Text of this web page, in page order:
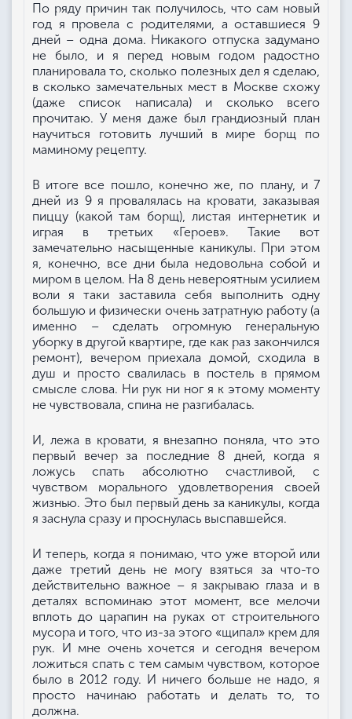
По ряду причин так получилось, что сам новый
год я провела с родителями, а оставшиеся 9
дней – одна дома. Никакого отпуска задумано
не было, и я перед новым годом радостно
планировала то, сколько полезных дел я сделаю,
в сколько замечательных мест в Москве схожу
(даже список написала) и сколько всего
прочитаю. У меня даже был грандиозный план
научиться готовить лучший в мире борщ по
маминому рецепту.
В итоге все пошло, конечно же, по плану, и 7
дней из 9 я провалялась на кровати, заказывая
пиццу (какой там борщ), листая интернетик и
играя в третьих «Героев». Такие вот
замечательно насыщенные каникулы. При этом
я, конечно, все дни была недовольна собой и
миром в целом. На 8 день невероятным усилием
воли я таки заставила себя выполнить одну
большую и физически очень затратную работу (а
именно – сделать огромную генеральную
уборку в другой квартире, где как раз закончился
ремонт), вечером приехала домой, сходила в
душ и просто свалилась в постель в прямом
смысле слова. Ни рук ни ног я к этому моменту
не чувствовала, спина не разгибалась.
И, лежа в кровати, я внезапно поняла, что это
первый вечер за последние 8 дней, когда я
ложусь спать абсолютно счастливой, с
чувством морального удовлетворения своей
жизнью. Это был первый день за каникулы, когда
я заснула сразу и проснулась выспавшейся.
И теперь, когда я понимаю, что уже второй или
даже третий день не могу взяться за что-то
действительно важное – я закрываю глаза и в
деталях вспоминаю этот момент, все мелочи
вплоть до царапин на руках от строительного
мусора и того, что из-за этого «щипал» крем для
рук. И мне очень хочется и сегодня вечером
ложиться спать с тем самым чувством, которое
было в 2012 году. И ничего больше не надо, я
просто начинаю работать и делать то, то
должна.